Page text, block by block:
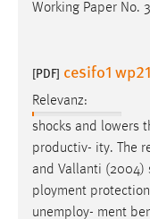
Working Paper No.
[PDF] cesifo1
Relevanz:
shocks and lowers
productiv- ity. The
and Vallanti (2004)
ployment
unemploy- ment